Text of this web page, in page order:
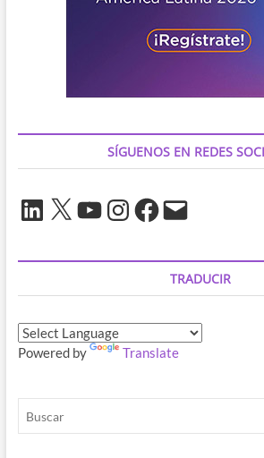
SÍGUENOS EN REDES
LinkedIn
X YouTubeInstagram
Facebook
Correo
electrónico
TRADUCIR
Powered by Translate